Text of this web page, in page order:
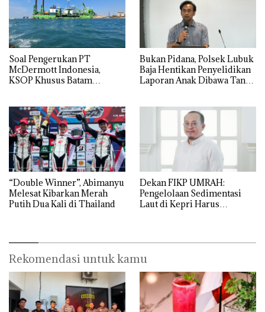
‎Soal Pengerukan PT
McDermott Indonesia,
KSOP Khusus Batam
Bukan Pidana, Polsek Lubuk
Baja Hentikan Penyelidikan
Laporan Anak Dibawa Tanpa
“Double Winner”, Abimanyu
Melesat Kibarkan Merah
Putih Dua Kali di Thailand
Dekan FIKP UMRAH:
Pengelolaan Sedimentasi
Laut di Kepri Harus
Rekomendasi untuk kamu